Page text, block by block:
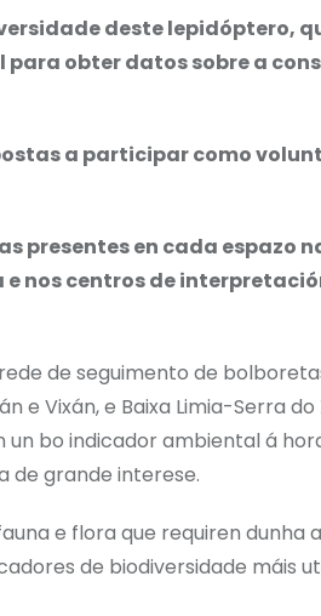
deste lepidóptero,
obter datos sobre a
a participar como
presentes en cada espazo
nos centros de
de seguimento de
e Vixán, e Baixa Limia-Serra do
un bo indicador ambiental á
de grande interese.
e flora que requiren dunha
de biodiversidade máis